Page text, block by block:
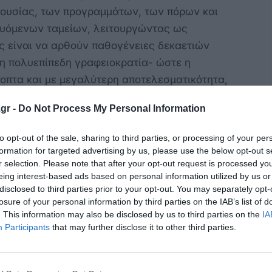
- Do Not Process My Personal Information
opt-out of the sale, sharing to third parties, or processing of your
for targeted advertising by us, please use the below opt-out
selection. Please note that after your opt-out request is processed
interest-based ads based on personal information utilized by us
to third parties prior to your opt-out. You may separately
of your personal information by third parties on the IAB’s list of
This information may also be disclosed by us to third parties on the
Participants that may further disclose it to other third parties.
των προγραμμάτων, των πόρων και
ταμείων, λειτουργώντας ως
είναι να αρθούν παθογένειες δεκαετιών
πολυεπίπεδη γραφειοκρατία- ώστε η
και με μεγαλύτερη αποτελεσματικότητα,
επιπλέον διοικητικό βάρος.
αποτελεί και η θεσμοθέτηση
το οποίο θα επιτρέπει την πλήρη
τόσο των ακινήτων του ΤΑΕΘΑ όσο
της νέας ρύθμισης. Με τον τρόπο
επιχειρεί να θεραπεύσει μία από τις πιο
την απουσία ενιαίου μητρώου
έως σήμερα λειτουργούσε ανασταλτικά στην